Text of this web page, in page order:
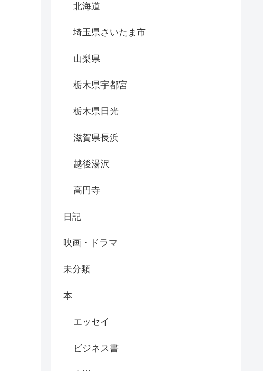
北海道
埼玉県さいたま市
山梨県
栃木県宇都宮
栃木県日光
滋賀県長浜
越後湯沢
高円寺
日記
映画・ドラマ
未分類
本
エッセイ
ビジネス書